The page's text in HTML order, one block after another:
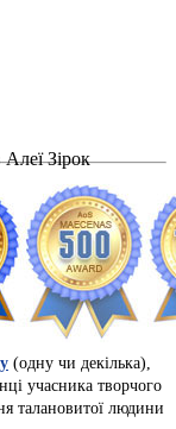
(одну чи декілька),
учасника творчого
талановитої людини